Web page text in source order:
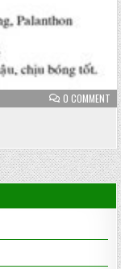
0 COMMENTON